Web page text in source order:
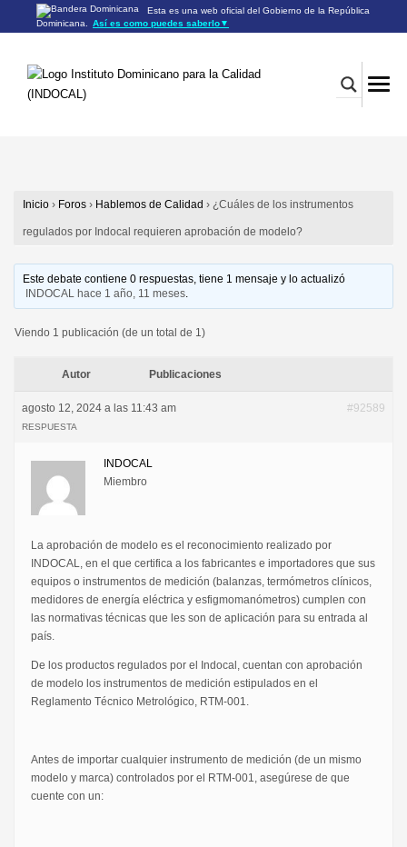
Esta es una web oficial del Gobierno de la República
Dominicana.
Así es como puedes saberlo▼
Los sitios web oficiales utilizan .gob.do o .gov.do
Los sitios web oficiales .gob.do o .gov.do seguros utilizan
HTTPS
Inicio › Foros › Hablemos de Calidad › ¿Cuáles de los instrumentos
regulados por Indocal requieren aprobación de modelo?
Este debate contiene 0 respuestas, tiene 1 mensaje y lo actualizó
INDOCAL hace 1 año, 11 meses.
Viendo 1 publicación (de un total de 1)
Autor Publicaciones
agosto 12, 2024 a las 11:43 am #92589
RESPUESTA
INDOCAL
Miembro
La aprobación de modelo es el reconocimiento realizado por
INDOCAL, en el que certifica a los fabricantes e importadores que sus
equipos o instrumentos de medición (balanzas, termómetros clínicos,
medidores de energía eléctrica y esfigmomanómetros) cumplen con
las normativas técnicas que les son de aplicación para su entrada al
país.
De los productos regulados por el Indocal, cuentan con aprobación
de modelo los instrumentos de medición estipulados en el
Reglamento Técnico Metrológico, RTM-001.
Antes de importar cualquier instrumento de medición (de un mismo
modelo y marca) controlados por el RTM-001, asegúrese de que
cuente con un: